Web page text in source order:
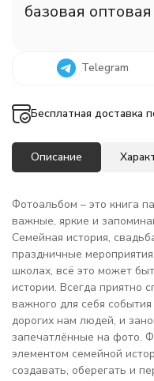
базовая
Telegram
Бесплатная доставка
Описание
Фотоальбом – это книга
важные, яркие и
Семейная история,
праздничные
школах, всё это может
истории. Всегда приятно
важного для себя
дорогих нам людей, и
запечатлённые на фото.
элементом семейной
создавать, оберегать и